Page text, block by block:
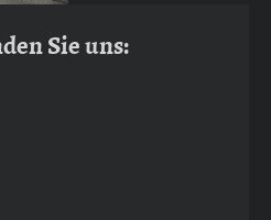
Sie uns: